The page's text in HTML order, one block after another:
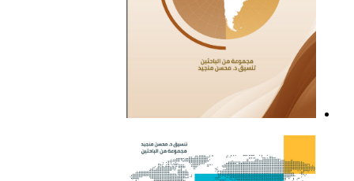
التقرير السياسي لأمريكا